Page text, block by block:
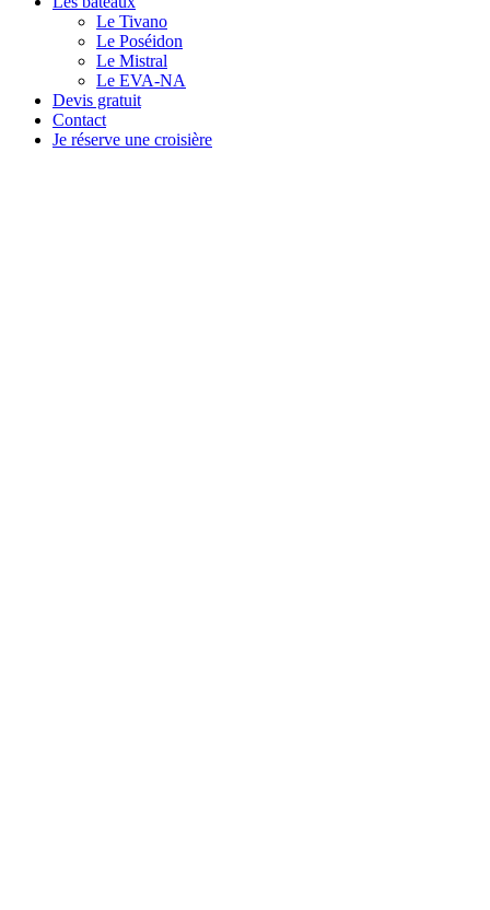
Le Tivano
Le Poséidon
Le Mistral
Le EVA-NA
Devis gratuit
Contact
Je réserve une croisière